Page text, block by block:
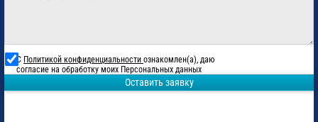
С Политикой конфиденциальности ознакомлен(а), даю
согласие на обработку моих Персональных данных
Оставить заявку